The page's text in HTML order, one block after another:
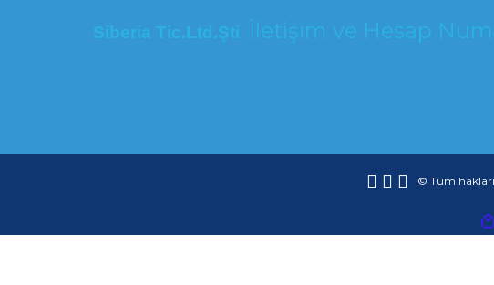
Siberia Tic.Ltd.Şti İletişim ve Hesap
© Tüm